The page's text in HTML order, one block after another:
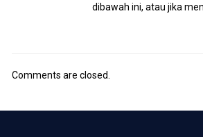
dibawah ini, atau jika
Comments are closed.